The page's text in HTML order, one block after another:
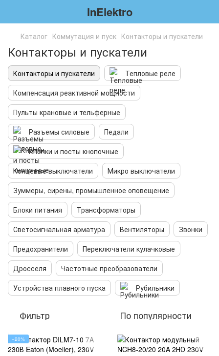
InElektro
Каталог Коммутация и пуск Контакторы и пускатели
Контакторы и пускатели
Контакторы и пускатели
Тепловые реле
Компенсация реактивной мощности
Пульты крановые и тельферные
Разъемы силовые
Педали
Кнопки и посты кнопочные
Концевые выключатели
Микро выключатели
Зуммеры, сирены, промышленное оповещение
Блоки питания
Трансформаторы
Светосигнальная арматура
Вентиляторы
Звонки
Предохранители
Переключатели кулачковые
Дросселя
Частотные преобразователи
Устройства плавного пуска
Рубильники
Фильтр По популярности
−20%